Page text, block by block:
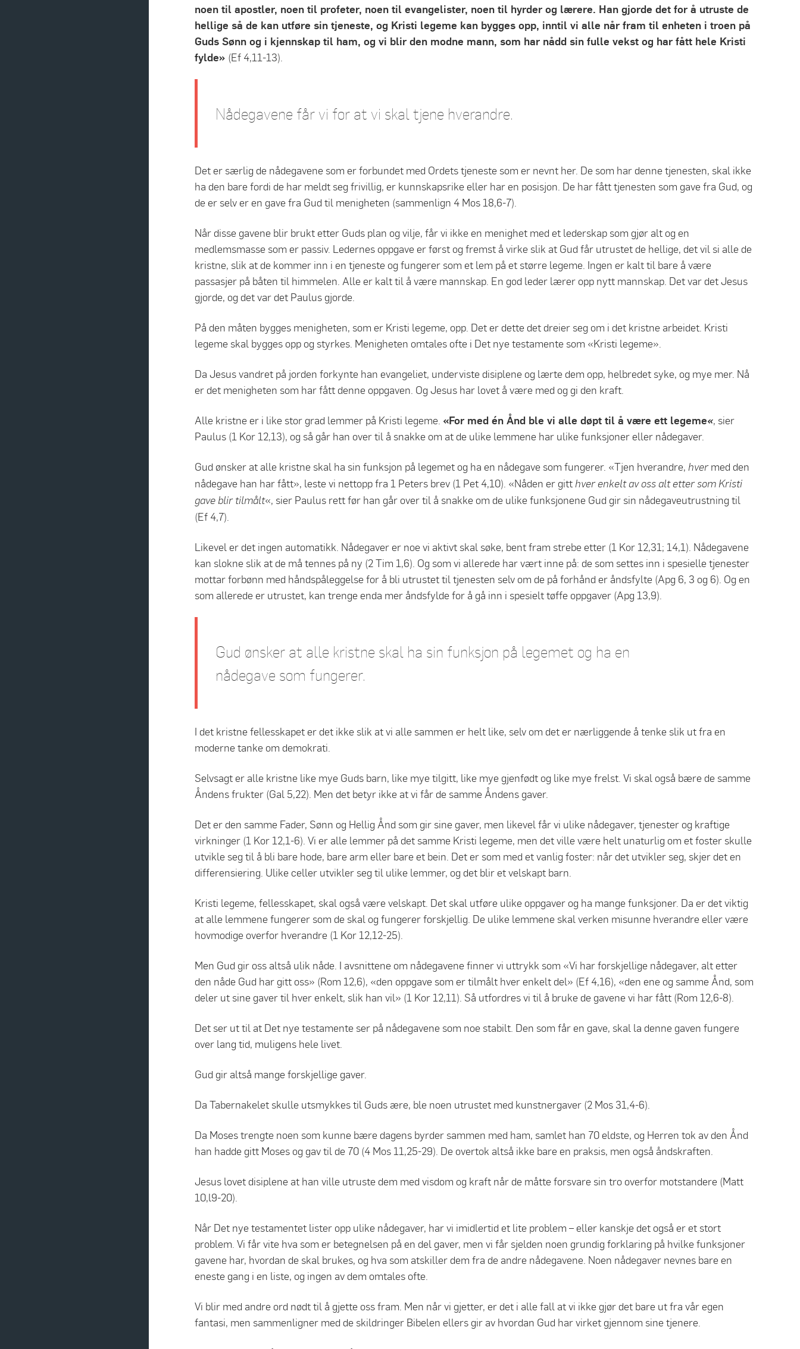
noen til apostler, noen til profeter, noen til evangelister, noen til hyrder og lærere. Han gjorde det for å utruste de
hellige så de kan utføre sin tjeneste, og Kristi legeme kan bygges opp, inntil vi alle når fram til enheten i troen på
Guds Sønn og i kjennskap til ham, og vi blir den modne mann, som har nådd sin fulle vekst og har fått hele Kristi
fylde» (Ef 4,11-13).
Nådegavene får vi for at vi skal tjene hverandre.
Det er særlig de nådegavene som er forbundet med Ordets tjeneste som er nevnt her. De som har denne tjenesten, skal ikke
ha den bare fordi de har meldt seg frivillig, er kunnskapsrike eller har en posisjon. De har fått tjenesten som gave fra Gud, og
de er selv er en gave fra Gud til menigheten (sammenlign 4 Mos 18,6-7).
Når disse gavene blir brukt etter Guds plan og vilje, får vi ikke en menighet med et lederskap som gjør alt og en
medlemsmasse som er passiv. Ledernes oppgave er først og fremst å virke slik at Gud får utrustet de hellige, det vil si alle de
kristne, slik at de kommer inn i en tjeneste og fungerer som et lem på et større legeme. Ingen er kalt til bare å være
passasjer på båten til himmelen. Alle er kalt til å være mannskap. En god leder lærer opp nytt mannskap. Det var det Jesus
gjorde, og det var det Paulus gjorde.
På den måten bygges menigheten, som er Kristi legeme, opp. Det er dette det dreier seg om i det kristne arbeidet. Kristi
legeme skal bygges opp og styrkes. Menigheten omtales ofte i Det nye testamente som «Kristi legeme».
Da Jesus vandret på jorden forkynte han evangeliet, underviste disiplene og lærte dem opp, helbredet syke, og mye mer. Nå
er det menigheten som har fått denne oppgaven. Og Jesus har lovet å være med og gi den kraft.
Alle kristne er i like stor grad lemmer på Kristi legeme. «For med én Ånd ble vi alle døpt til å være ett legeme«, sier
Paulus (1 Kor 12,13), og så går han over til å snakke om at de ulike lemmene har ulike funksjoner eller nådegaver.
Gud ønsker at alle kristne skal ha sin funksjon på legemet og ha en nådegave som fungerer. «Tjen hverandre, hvermed den
nådegave han har fått», leste vi nettopp fra 1 Peters brev (1 Pet 4,10). «Nåden er gitt hver enkelt av oss alt etter som Kristi
gave blir tilmålt«, sier Paulus rett før han går over til å snakke om de ulike funksjonene Gud gir sin nådegaveutrustning til
(Ef 4,7).
Likevel er det ingen automatikk. Nådegaver er noe vi aktivt skal søke, bent fram strebe etter (1 Kor 12,31; 14,1). Nådegavene
kan slokne slik at de må tennes på ny (2 Tim 1,6). Og som vi allerede har vært inne på: de som settes inn i spesielle tjenester
mottar forbønn med håndspåleggelse for å bli utrustet til tjenesten selv om de på forhånd er åndsfylte (Apg 6, 3 og 6). Og en
som allerede er utrustet, kan trenge enda mer åndsfylde for å gå inn i spesielt tøffe oppgaver (Apg 13,9).
Gud ønsker at alle kristne skal ha sin funksjon på legemet og ha en
nådegave som fungerer.
I det kristne fellesskapet er det ikke slik at vi alle sammen er helt like, selv om det er nærliggende å tenke slik ut fra en
moderne tanke om demokrati.
Selvsagt er alle kristne like mye Guds barn, like mye tilgitt, like mye gjenfødt og like mye frelst. Vi skal også bære de samme
Åndens frukter (Gal 5,22). Men det betyr ikke at vi får de samme Åndens gaver.
Det er den samme Fader, Sønn og Hellig Ånd som gir sine gaver, men likevel får vi ulike nådegaver, tjenester og kraftige
virkninger (1 Kor 12,1-6). Vi er alle lemmer på det samme Kristi legeme, men det ville være helt unaturlig om et foster skulle
utvikle seg til å bli bare hode, bare arm eller bare et bein. Det er som med et vanlig foster: når det utvikler seg, skjer det en
differensiering. Ulike celler utvikler seg til ulike lemmer, og det blir et velskapt barn.
Kristi legeme, fellesskapet, skal også være velskapt. Det skal utføre ulike oppgaver og ha mange funksjoner. Da er det viktig
at alle lemmene fungerer som de skal og fungerer forskjellig. De ulike lemmene skal verken misunne hverandre eller være
hovmodige overfor hverandre (1 Kor 12,12-25).
Men Gud gir oss altså ulik nåde. I avsnittene om nådegavene finner vi uttrykk som «Vi har forskjellige nådegaver, alt etter
den nåde Gud har gitt oss» (Rom 12,6), «den oppgave som er tilmålt hver enkelt del» (Ef 4,16), «den ene og samme Ånd, som
deler ut sine gaver til hver enkelt, slik han vil» (1 Kor 12,11). Så utfordres vi til å bruke de gavene vi har fått (Rom 12,6-8).
Det ser ut til at Det nye testamente ser på nådegavene som noe stabilt. Den som får en gave, skal la denne gaven fungere
over lang tid, muligens hele livet.
Gud gir altså mange forskjellige gaver.
Da Tabernakelet skulle utsmykkes til Guds ære, ble noen utrustet med kunstnergaver (2 Mos 31,4-6).
Da Moses trengte noen som kunne bære dagens byrder sammen med ham, samlet han 70 eldste, og Herren tok av den Ånd
han hadde gitt Moses og gav til de 70 (4 Mos 11,25-29). De overtok altså ikke bare en praksis, men også åndskraften.
Jesus lovet disiplene at han ville utruste dem med visdom og kraft når de måtte forsvare sin tro overfor motstandere (Matt
10,l9-20).
Når Det nye testamentet lister opp ulike nådegaver, har vi imidlertid et lite problem – eller kanskje det også er et stort
problem. Vi får vite hva som er betegnelsen på en del gaver, men vi får sjelden noen grundig forklaring på hvilke funksjoner
gavene har, hvordan de skal brukes, og hva som atskiller dem fra de andre nådegavene. Noen nådegaver nevnes bare en
eneste gang i en liste, og ingen av dem omtales ofte.
Vi blir med andre ord nødt til å gjette oss fram. Men når vi gjetter, er det i alle fall at vi ikke gjør det bare ut fra vår egen
fantasi, men sammenligner med de skildringer Bibelen ellers gir av hvordan Gud har virket gjennom sine tjenere.